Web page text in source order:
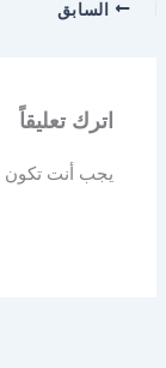
السابق
اترك تعليقاً
يجب أنت تكون